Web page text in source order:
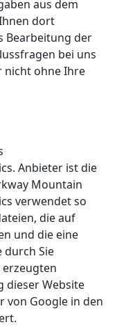
aus dem
dort
Bearbeitung der
bei uns
nicht ohne Ihre
Anbieter ist die
Mountain
verwendet so
die auf
und die eine
durch Sie
dieser Website
von Google in den